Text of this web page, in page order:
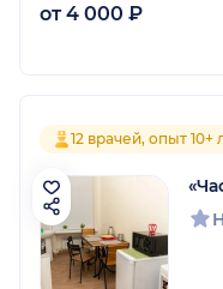
от 4 000 ₽
12 врачей, опыт 10+